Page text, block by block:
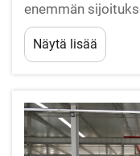
enemmän
ostamista, koska
ajan
ja tuotelaatuun
Näytä lisää